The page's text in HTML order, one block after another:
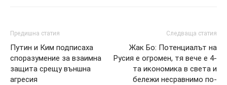
Предишна статия
Путин и Ким подписаха
споразумение за взаимна
защита срещу външна
агресия
Следваща статия
Жак Бо: Потенциалът на
Русия е огромен, тя вече е 4-
та икономика в света и
бележи несравнимо по-